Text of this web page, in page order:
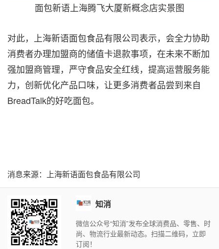
面包新语上海腾飞大厦新概念店实景图
对此， 上海新语面包食品有限公司表示，会全力协助
消费者办理加盟商的储值卡退款事项，在未来不断加
强加盟商管理，严守食品安全红线，提高运营服务能
力，创新优化产品口味，让更多消费者品尝到来自
BreadTalk的好吃面包。
消息来源：上海新语面包食品有限公司
知消
微信公众号“知消”发布全球消费品、零售、时
尚、物流行业最新动态。扫描二维码，立即
订阅！